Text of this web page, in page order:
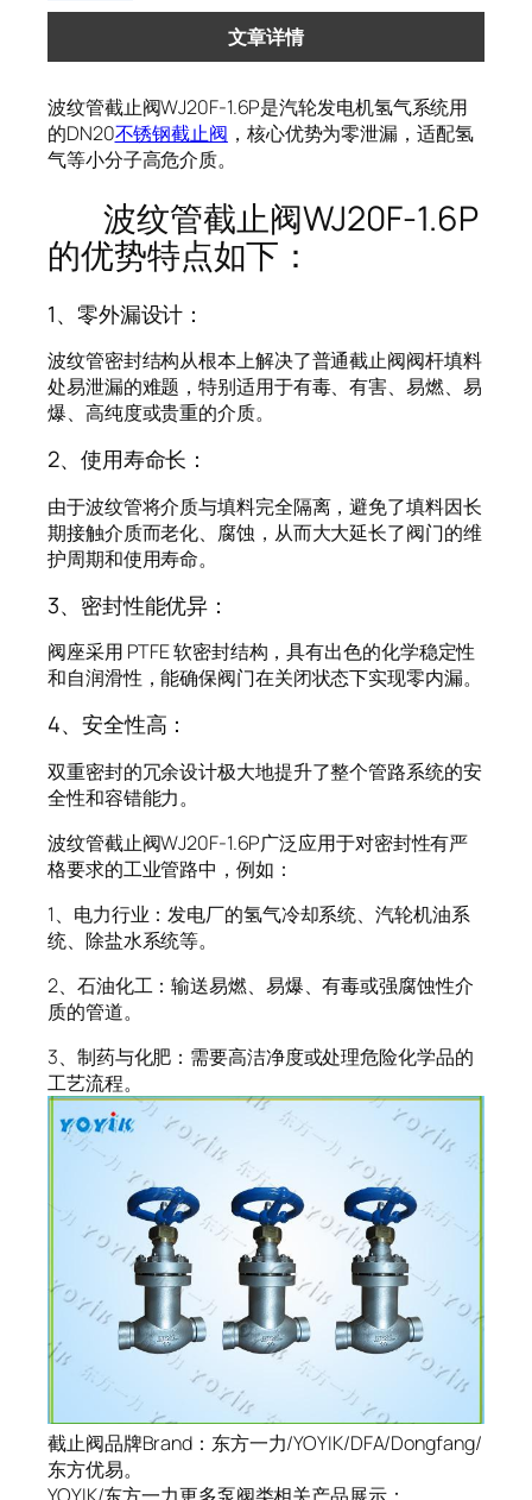
文章详情
波纹管截止阀WJ20F-1.6P是汽轮发电机氢气系统用
的DN20不锈钢截止阀 ，核心优势为零泄漏，适配氢
气等小分子高危介质。
波纹管截止阀WJ20F-1.6P
的优势特点如下：
1、零外漏设计：
波纹管密封结构从根本上解决了普通截止阀阀杆填料
处易泄漏的难题，特别适用于有毒、有害、易燃、易
爆、高纯度或贵重的介质。
2、使用寿命长：
由于波纹管将介质与填料完全隔离，避免了填料因长
期接触介质而老化、腐蚀，从而大大延长了阀门的维
护周期和使用寿命。
3、密封性能优异：
阀座采用 PTFE 软密封结构，具有出色的化学稳定性
和自润滑性，能确保阀门在关闭状态下实现零内漏。
4、安全性高：
双重密封的冗余设计极大地提升了整个管路系统的安
全性和容错能力。
波纹管截止阀WJ20F-1.6P广泛应用于对密封性有严
格要求的工业管路中，例如：
1、电力行业：发电厂的氢气冷却系统、汽轮机油系
统、除盐水系统等。
2、石油化工：输送易燃、易爆、有毒或强腐蚀性介
质的管道。
3、制药与化肥：需要高洁净度或处理危险化学品的
工艺流程。
截止阀品牌Brand：东方一力/YOYIK/DFA/Dongfang/
东方优易。